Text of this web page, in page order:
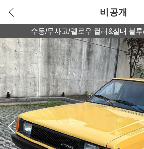
비공개
수동/무사고/옐로우 컬러&실내 블